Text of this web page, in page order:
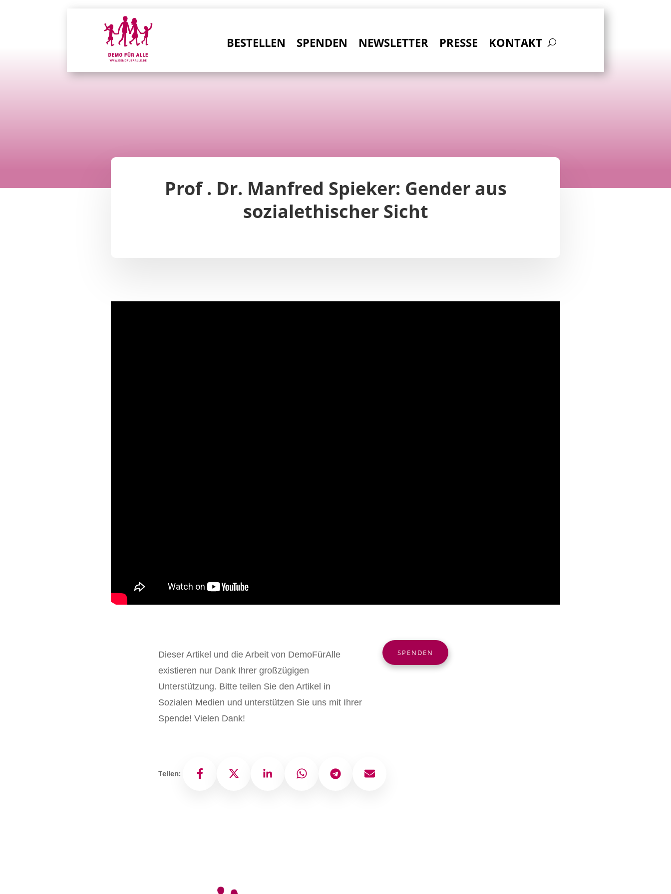
BESTELLEN SPENDEN NEWSLETTER PRESSE KONTAKT
Prof . Dr. Manfred Spieker: Gender aus
sozialethischer Sicht
Dieser Artikel und die Arbeit von DemoFürAlle
existieren nur Dank Ihrer großzügigen
Unterstützung. Bitte teilen Sie den Artikel in
Sozialen Medien und unterstützen Sie uns mit Ihrer
Spende! Vielen Dank!
SPENDEN
Teilen: Facebook X LinkedIn WhatsAppTelegram E-Mail